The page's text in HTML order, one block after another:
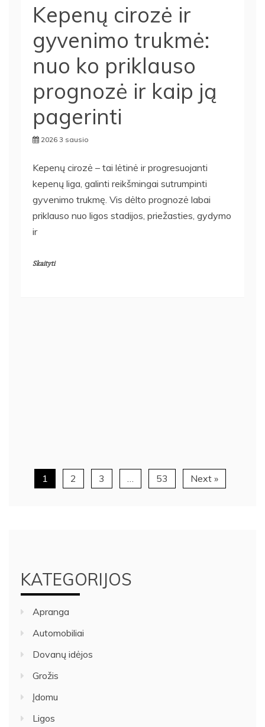
Kepenų cirozė ir
gyvenimo trukmė:
nuo ko priklauso
prognozė ir kaip ją
pagerinti
2026 3 sausio
Kepenų cirozė – tai lėtinė ir progresuojanti
kepenų liga, galinti reikšmingai sutrumpinti
gyvenimo trukmę. Vis dėlto prognozė labai
priklauso nuo ligos stadijos, priežasties, gydymo
ir
Skaityti
1 2 3 53 Next »
KATEGORIJOS
Apranga
Automobiliai
Dovanų idėjos
Grožis
Įdomu
Ligos